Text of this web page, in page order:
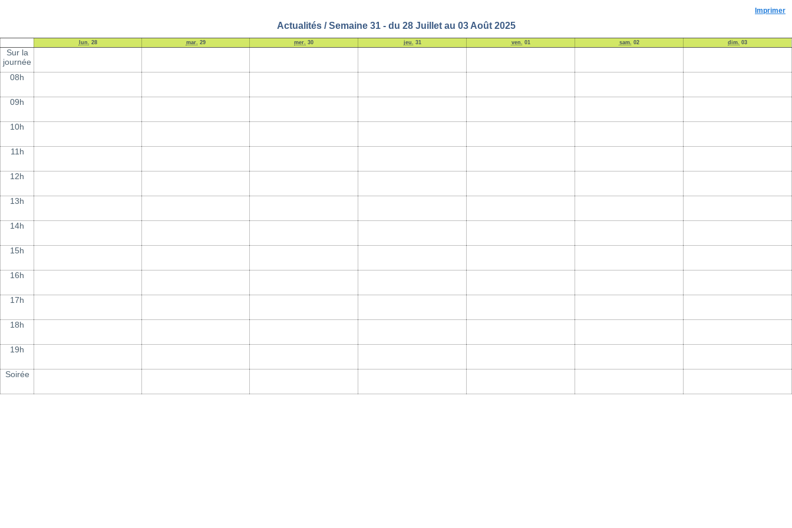
Imprimer
Actualités / Semaine 31 - du 28 Juillet au 03 Août 2025
lun. 28 mar. 29 mer. 30 jeu. 31 ven. 01 sam. 02 dim. 03
Sur la
journée
08h
09h
10h
11h
12h
13h
14h
15h
16h
17h
18h
19h
Soirée